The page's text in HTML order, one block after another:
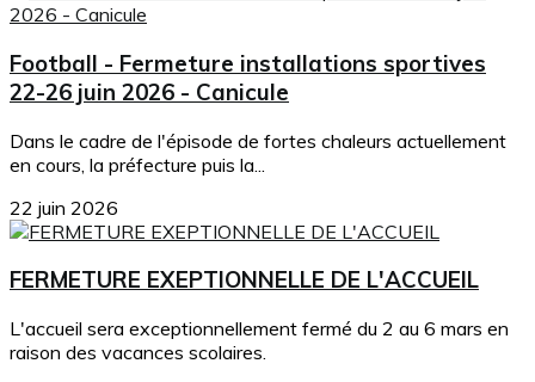
Football - Fermeture installations sportives
22-26 juin 2026 - Canicule
Dans le cadre de l'épisode de fortes chaleurs actuellement
en cours, la préfecture puis la...
22 juin 2026
FERMETURE EXEPTIONNELLE DE L'ACCUEIL
L'accueil sera exceptionnellement fermé du 2 au 6 mars en
raison des vacances scolaires.